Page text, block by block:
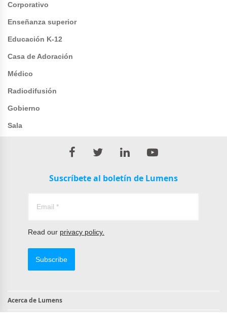
Corporativo
Enseñanza superior
Educación K-12
Casa de Adoración
Médico
Radiodifusión
Gobierno
Sala
Suscríbete al boletín de Lumens
Read our privacy policy.
Subscribe
Acerca de Lumens